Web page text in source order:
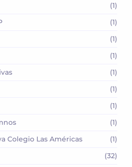
(1)
(1)
(1)
(1)
(1)
(1)
(1)
(1)
Colegio Las Américas
(1)
(32)